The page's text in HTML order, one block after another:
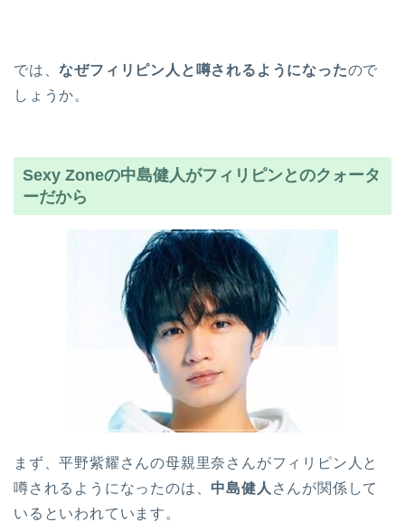
では、なぜフィリピン人と噂されるようになったので
しょうか。
Sexy Zoneの中島健人がフィリピンとのクォータ
ーだから
まず、平野紫耀さんの母親里奈さんがフィリピン人と
噂されるようになったのは、 中島健人 さんが関係して
いるといわれています。